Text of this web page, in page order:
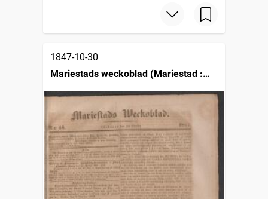
1847-10-30
Mariestads weckoblad (Mariestad :
1834)